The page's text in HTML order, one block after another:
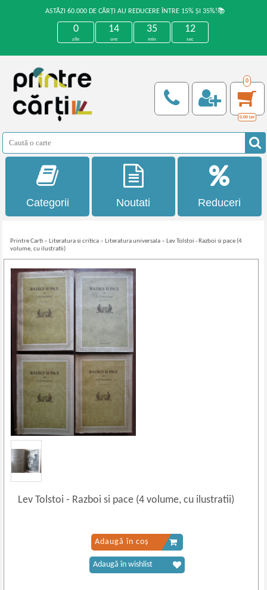
ASTĂZI 60.000 DE CĂRȚI AU REDUCERE ÎNTRE 15% ȘI 35%!📚
0
zile
14
ore
35
min
12
sec
0
0,00 Lei
Categorii Noutati Reduceri
Printre Carti » Literatura si critica » Literatura universala » Lev Tolstoi - Razboi si pace (4
volume, cu ilustratii)
Lev Tolstoi- Razboi si pace (4 volume, cu ilustratii)
Adaugă în coș
Adaugă în wishlist